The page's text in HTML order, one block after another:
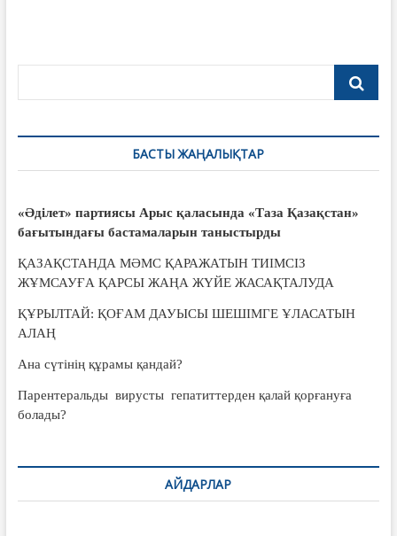
БАСТЫ ЖАҢАЛЫҚТАР
«Әділет» партиясы Арыс қаласында «Таза Қазақстан»
бағытындағы бастамаларын таныстырды
ҚАЗАҚСТАНДА МӘМС ҚАРАЖАТЫН ТИІМСІЗ
ЖҰМСАУҒА ҚАРСЫ ЖАҢА ЖҮЙЕ ЖАСАҚТАЛУДА
ҚҰРЫЛТАЙ: ҚОҒАМ ДАУЫСЫ ШЕШІМГЕ ҰЛАСАТЫН
АЛАҢ
Ана сүтінің құрамы қандай?
Парентеральды вирусты гепатиттерден қалай қорғануға
болады?
АЙДАРЛАР